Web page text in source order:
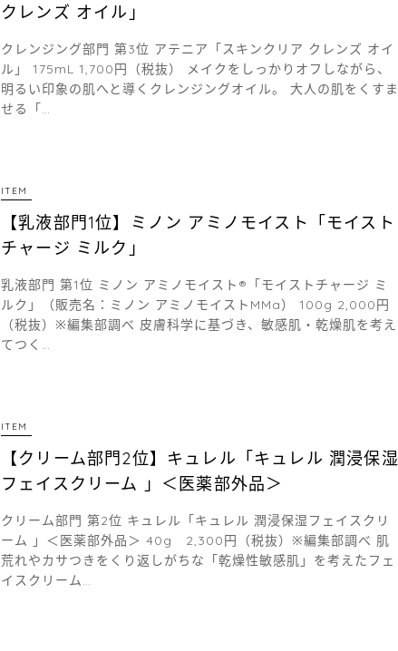
クレンズ オイル」
クレンジング部門 第3位 アテニア「スキンクリア クレンズ オイ
ル」 175mL 1,700円（税抜） メイクをしっかりオフしながら、
明るい印象の肌へと導くクレンジングオイル。 大人の肌をくすま
せる「…
ITEM
【乳液部門1位】ミノン アミノモイスト「モイスト
チャージ ミルク」
乳液部門 第1位 ミノン アミノモイスト®「モイストチャージ ミ
ルク」（販売名：ミノン アミノモイストMMa） 100g 2,000円
（税抜）※編集部調べ 皮膚科学に基づき、敏感肌・乾燥肌を考え
てつく…
ITEM
【クリーム部門2位】キュレル「キュレル 潤浸保湿
フェイスクリーム 」＜医薬部外品＞
クリーム部門 第2位 キュレル「キュレル 潤浸保湿フェイスクリ
ーム 」＜医薬部外品＞ 40g 2,300円（税抜）※編集部調べ 肌
荒れやカサつきをくり返しがちな「乾燥性敏感肌」を考えたフェ
イスクリーム…